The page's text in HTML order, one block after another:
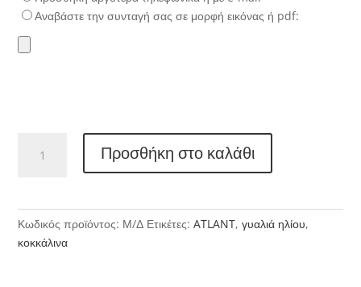
Αναβάστε την συνταγή σας σε μορφή εικόνας ή pdf:
AZS004A
Προσθήκη στο καλάθι
Κωδικός προϊόντος: Μ/Δ Ετικέτες:ATLANT,γυαλιά ηλίου,
κοκκάλινα